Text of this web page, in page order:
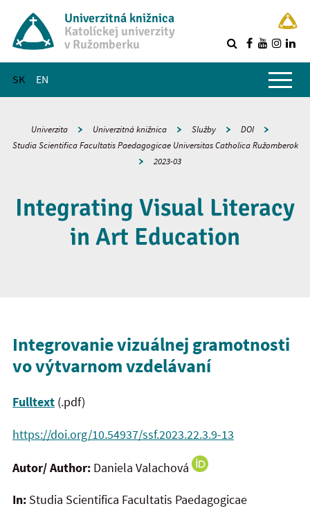
Univerzitná knižnica
Katolíckej univerzity
v Ružomberku
SK EN
Hlavné menu
Univerzita Univerzitná knižnica Služby
DOI
Studia Scientifica Facultatis Paedagogicae Universitas Catholica Ružomberok
2023-03
Integrating Visual Literacy
in Art Education
Integrovanie vizuálnej gramotnosti
vo výtvarnom vzdelávaní
Fulltext (.pdf)
https://doi.org/10.54937/ssf.2023.22.3.9-13
Autor/ Author: Daniela Valachová
In: Studia Scientifica Facultatis Paedagogicae